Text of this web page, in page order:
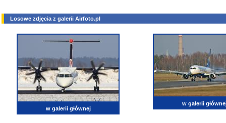
Losowe zdjęcia z galerii Airfoto.pl
w galerii głównej
w galerii